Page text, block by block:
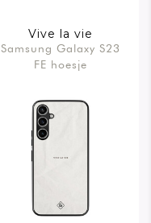
Vive la vie
Samsung Galaxy S23
FE hoesje